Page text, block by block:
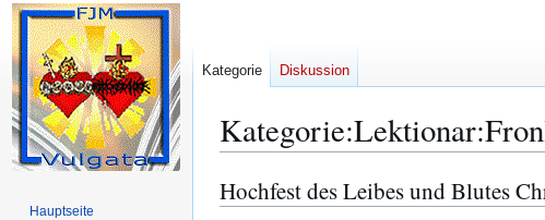
Kategorie:
Zur
Navigation
Zur
Suche
Hochfest des Leibes und Blutes
Kategorie Diskussion
Hauptseite